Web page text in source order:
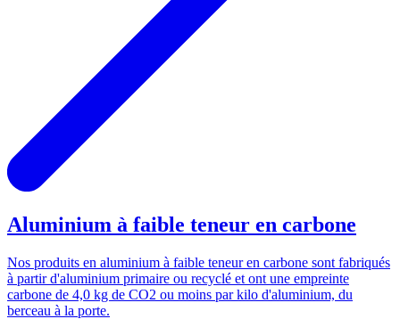
Aluminium à faible teneur en carbone
Nos produits en aluminium à faible teneur en carbone sont fabriqués
à partir d'aluminium primaire ou recyclé et ont une empreinte
carbone de 4,0 kg de CO2 ou moins par kilo d'aluminium, du
berceau à la porte.